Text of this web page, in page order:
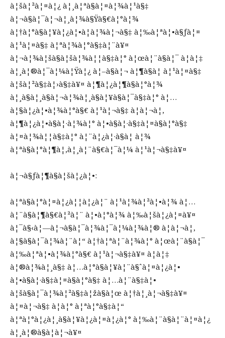
à¦šà¦²à¦¤à¦¿ à¦¸à¦ªà§à¦¤à¦¾à¦¹à§‡
à¦¬à§à¦¯à¦¬à¦¸à¦¾à§Ÿà§€à¦°à¦¾
à¦†à¦°à§à¦¥à¦¿à¦•à¦­à¦¾à¦¬à§‡ à¦‰à¦ªà¦•à§ƒà¦¤
à¦¹à¦¤à§‡ à¦ªà¦¾à¦°à§‡à¦¨à¥¤
à¦¬à¦¾à¦šà§à¦šà¦¾à¦¦à§‡à¦° à¦œà¦¨à§à¦¯ à¦à¦‡
à¦¸à¦®à¦¯à¦¼à¦Ÿà¦¿ à¦–à§à¦¬ à¦¶à§à¦­ à¦¹à¦¤à§‡
à¦šà¦²à§‡à¦›à§‡à¥¤ à¦¶à¦¿à¦¶à§à¦°à¦¾
à¦¸à§à¦¸à§à¦¬à¦¾à¦¸à§à¦¥à§à¦¯à§‡à¦° à¦…
à¦§à¦¿à¦•à¦¾à¦°à§€ à¦¹à¦¬à§‡ à¦à¦¬à¦‚
à¦¶à¦¿à¦•à§à¦·à¦¾à¦° à¦•à§à¦·à§‡à¦¤à§à¦°à§‡
à¦¤à¦¾à¦¦à§‡à¦° à¦¨à¦¿à¦·à§à¦ à¦¾
à¦ªà§à¦°à¦¶à¦‚à¦¸à¦¨à§€à¦¯à¦¼ à¦¹à¦¬à§‡à¥¤
à¦¬à§ƒà¦¶à§à¦šà¦¿à¦•:
à¦ªà§à¦°à¦¤à¦¿à¦¦à¦¿à¦¨ à¦¹à¦¾à¦²à¦•à¦¾ à¦…
à¦¨à§à¦¶à§€à¦²à¦¨ à¦•à¦°à¦¾ à¦‰à¦šà¦¿à¦¤à¥¤
à¦¯à§‹à¦—à¦¬à§à¦¯à¦¾à¦¯à¦¼à¦¾à¦® à¦à¦¬à¦‚
à¦§à§à¦¯à¦¾à¦¨à¦“ à¦†à¦ªà¦¨à¦¾à¦° à¦œà¦¨à§à¦¯
à¦‰à¦ªà¦•à¦¾à¦°à§€ à¦¹à¦¬à§‡à¥¤ à¦à¦‡
à¦®à¦¾à¦¸à§‡ à¦…à¦°à§à¦¥à¦¨à§ˆà¦¤à¦¿à¦•
à¦•à§à¦·à§‡à¦¤à§à¦°à§‡ à¦…à¦¨à§‡à¦•
à¦šà§à¦¯à¦¾à¦²à§‡à¦žà§à¦œ à¦†à¦¸à¦¬à§‡à¥¤
à¦¤à¦¬à§‡ à¦à¦° à¦ªà¦°à§‡à¦“
à¦ªà¦°à¦¿à¦¸à§à¦¥à¦¿à¦¤à¦¿à¦° à¦‰à¦¨à§à¦¨à¦¤à¦¿
à¦¸à¦®à§à¦­à¦¬à¥¤